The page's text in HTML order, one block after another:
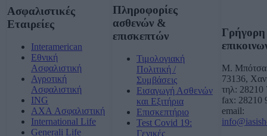
Ασφαλιστικές
Εταιρείες
Interamerican
Εθνική
Ασφαλιστική
Αγροτική
Ασφαλιστική
ING
AXA Ασφαλιστική
International Life
Generali Life
Πληροφορίες
ασθενών &
επισκεπτών
Τιμολογιακή
Πολιτική /
Συμβάσεις
Εισαγωγή Ασθενών
και Εξιτήρια
Επισκεπτήριο
Test Covid 19:
Γενικές
Γρήγορη
Μ.
73136,
τηλ: 28210
fax: 28210
email: